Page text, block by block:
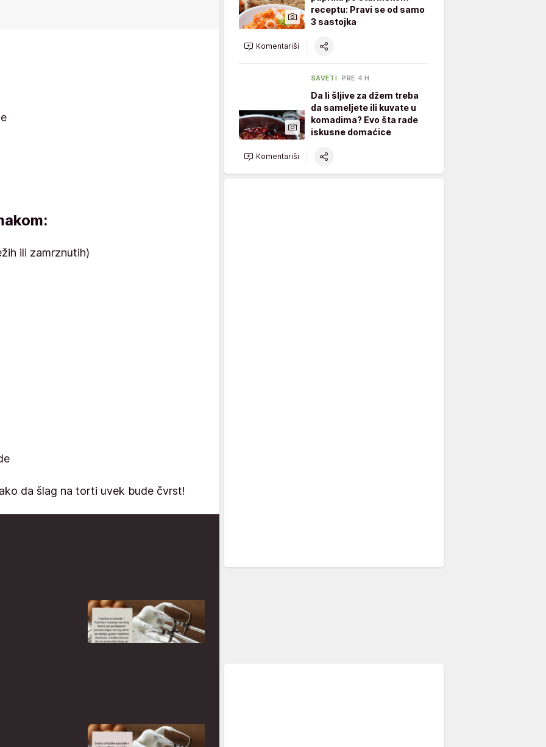
ili zamrznutih)
da šlag na torti uvek bude čvrst!
receptu: Pravi se od samo
3 sastojka
Komentariši
SAVETI PRE 4 H
Da li šljive za džem treba
da sameljete ili kuvate u
komadima? Evo šta rade
iskusne domaćice
Komentariši